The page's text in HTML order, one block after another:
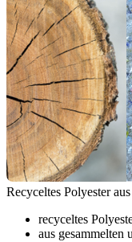
Recyceltes Polyester
recyceltes
aus gesammelten